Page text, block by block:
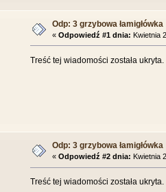
Odp: 3 grzybowa łamigłówka
« Odpowiedź #1 dnia: Kwietnia
Treść tej wiadomości została
Odp: 3 grzybowa łamigłówka
« Odpowiedź #2 dnia: Kwietnia
Treść tej wiadomości została